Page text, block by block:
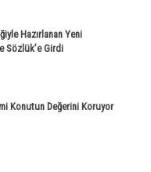
Hazırlanan Yeni
Sözlük’e Girdi
Konutun Değerini Koruyor